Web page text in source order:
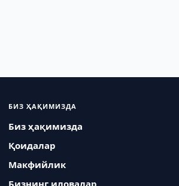
БИЗ ҲАҚИМИЗДА
Биз ҳақимизда
Қоидалар
Макфийлик
Бизнинг иловалар